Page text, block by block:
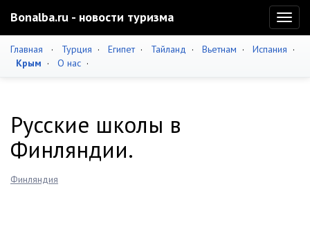
Bonalba.ru - новости туризма
Главная · Турция · Египет· Тайланд · Вьетнам · Испания ·
Крым · О нас ·
Русские школы в
Финляндии.
Финляндия